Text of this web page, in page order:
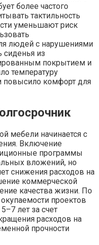
более частого
тактильность
уменьшают риск
людей с нарушениями
сиденья из
покрытием и
температуру
повысило комфорт для
мебели начинается с
Включение
программы
вложений, но
снижения расходов на
коммерческой
качества жизни. По
проектов
лет за счет
расходов на
прочности